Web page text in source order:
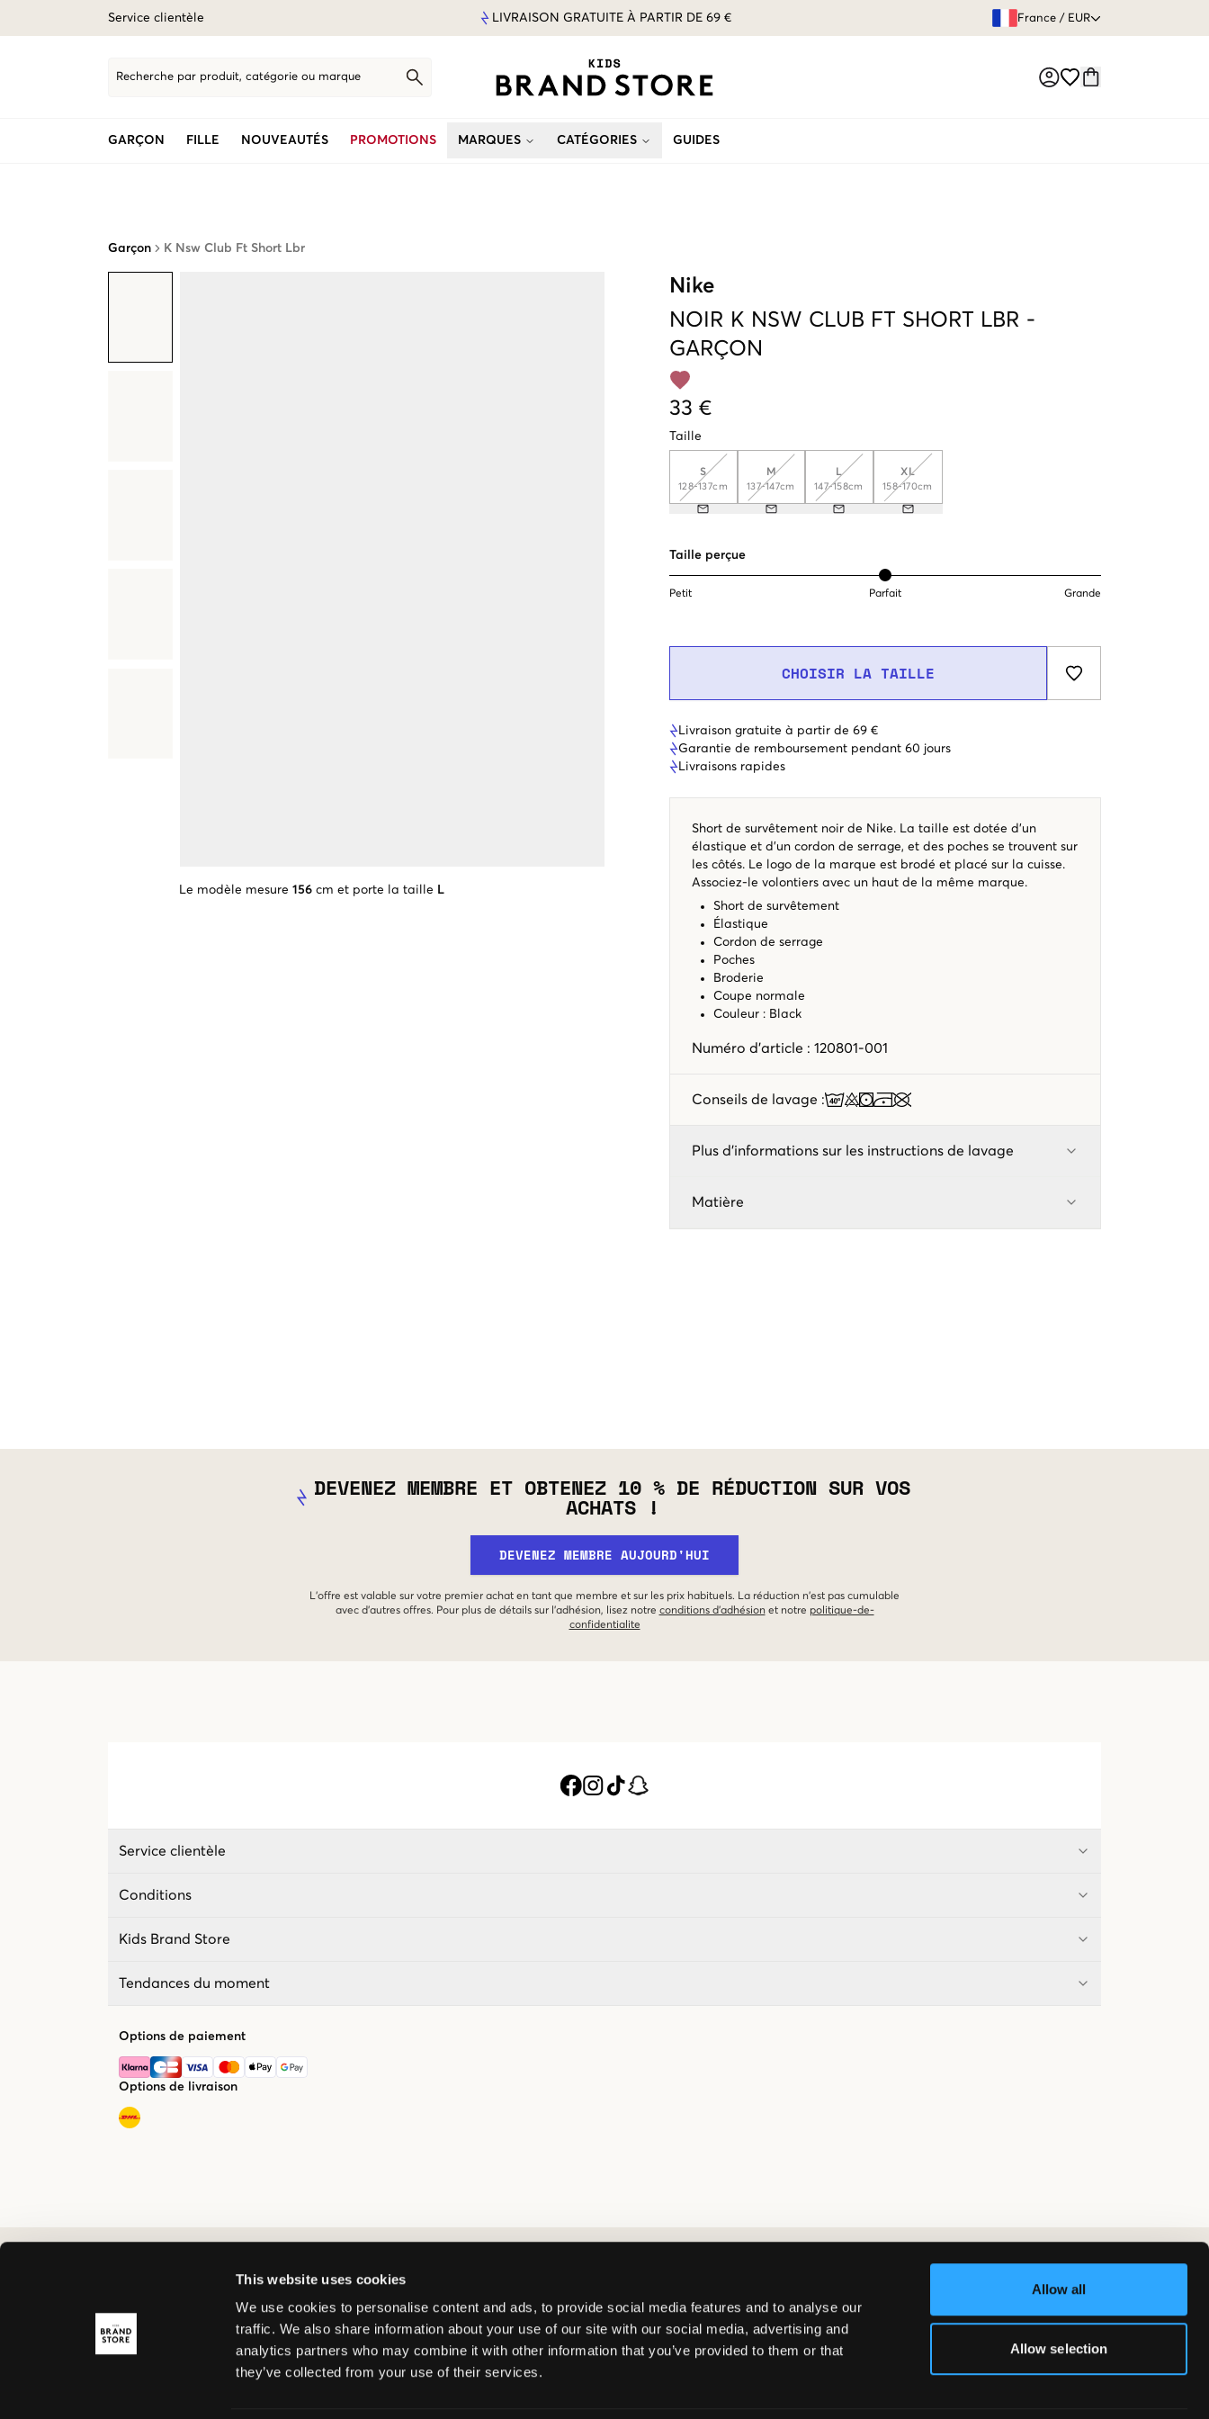
This website uses cookies
We use cookies to personalise content and ads, to provide social media features and to analyse our
traffic. We also share information about your use of our site with our social media, advertising and
analytics partners who may combine it with other information that you’ve provided to them or that
they’ve collected from your use of their services.
Allow all
Allow selection
Service clientèle LIVRAISON GRATUITE À PARTIR DE 69 € GARANTIE DE
France / EUR
Recherche par produit, catégorie ou marque
GARÇON FILLE NOUVEAUTÉS PROMOTIONS MARQUES CATÉGORIES GUIDES
Garçon K Nsw Club Ft Short Lbr
Le modèle mesure 156 cm et porte la taille L
Nike
NOIR K NSW CLUB FT SHORT LBR -
GARÇON
33 €
Taille
S
128-137cm
M
137-147cm
L
147-158cm
XL
158-170cm
Taille perçue
Petit Parfait Grande
CHOISIR LA TAILLE
Livraison gratuite à partir de 69 €
Garantie de remboursement pendant 60 jours
Livraisons rapides
Short de survêtement noir de Nike. La taille est dotée d’un
élastique et d’un cordon de serrage, et des poches se trouvent sur
les côtés. Le logo de la marque est brodé et placé sur la cuisse.
Associez-le volontiers avec un haut de la même marque.
Short de survêtement
Élastique
Cordon de serrage
Poches
Broderie
Coupe normale
Couleur : Black
Numéro d'article : 120801-001
Conseils de lavage :
Plus d'informations sur les instructions de lavage
Matière
DEVENEZ MEMBRE ET OBTENEZ 10 % DE RÉDUCTION SUR VOS
ACHATS !
DEVENEZ MEMBRE AUJOURD'HUI
L'offre est valable sur votre premier achat en tant que membre et sur les prix habituels. La réduction n'est pas cumulable
avec d'autres offres. Pour plus de détails sur l'adhésion, lisez notre conditions d'adhésion et notre politique-de-
confidentialite
Service clientèle
Conditions
Kids Brand Store
Tendances du moment
Options de paiement
Options de livraison